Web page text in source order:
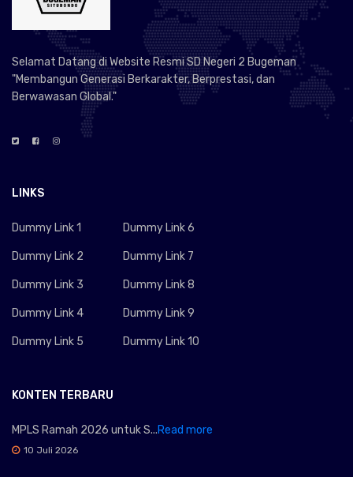
Selamat Datang di Website Resmi SD Negeri 2 Bugeman
"Membangun Generasi Berkarakter, Berprestasi, dan
Berwawasan Global."
LINKS
Dummy Link 1
Dummy Link 2
Dummy Link 3
Dummy Link 4
Dummy Link 5
Dummy Link 6
Dummy Link 7
Dummy Link 8
Dummy Link 9
Dummy Link 10
KONTEN TERBARU
MPLS Ramah 2026 untuk S...Read more
10 Juli 2026